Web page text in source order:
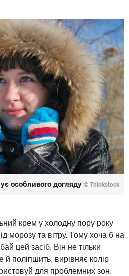
особливого догляду © Thinkstock
крем у холодну пору року
морозу та вітру. Тому хоча б на
цей засіб. Він не тільки
й поліпшить, вирівняє колір
для проблемних зон.